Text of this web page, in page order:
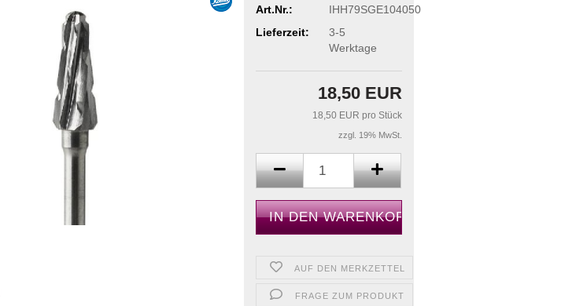
Art.Nr.:
IHH79SGE104050
Lieferzeit:
3-5
Werktage
18,50 EUR
18,50 EUR pro Stück
zzgl. 19% MwSt.
AUF DEN MERKZETTEL
FRAGE ZUM PRODUKT